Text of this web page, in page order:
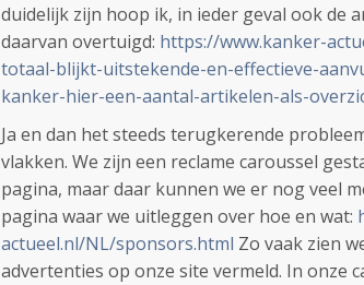
duidelijk zijn hoop ik, in ieder geval ook de
daarvan overtuigd: https://www.kanker-
totaal-blijkt-uitstekende-en-effectieve-
kanker-hier-een-aantal-artikelen-als-
Ja en dan het steeds terugkerende
vlakken. We zijn een reclame caroussel
pagina, maar daar kunnen we er nog veel
pagina waar we uitleggen over hoe en wat:
actueel.nl/NL/sponsors.html Zo vaak zien
advertenties op onze site vermeld. In onze